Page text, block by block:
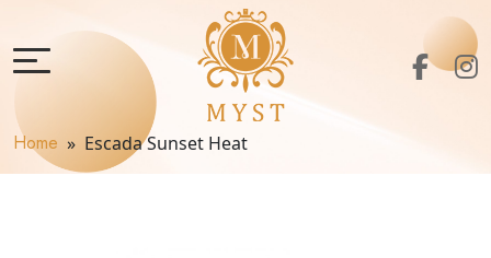
Home » Escada Sunset Heat